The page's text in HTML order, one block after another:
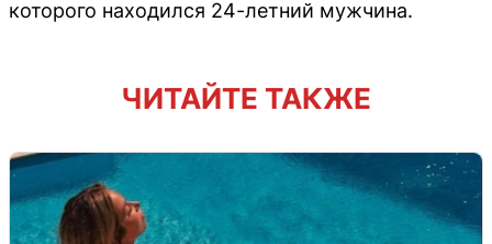
которого находился 24-летний мужчина.
ЧИТАЙТЕ ТАКЖЕ